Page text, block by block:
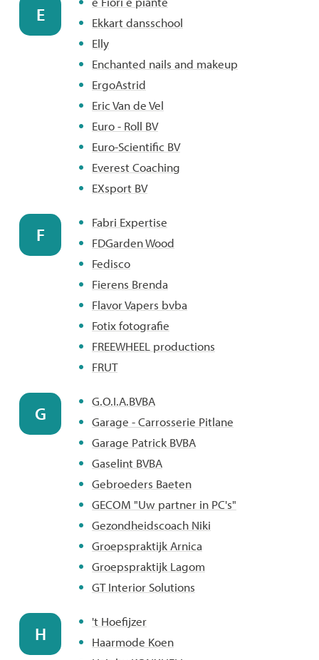
E
Ekkart dansschool
Elly
Enchanted nails and makeup
ErgoAstrid
Eric Van de Vel
Euro - Roll BV
Euro-Scientific BV
Everest Coaching
EXsport BV
F
Fabri Expertise
FDGarden Wood
Fedisco
Fierens Brenda
Flavor Vapers bvba
Fotix fotografie
FREEWHEEL productions
FRUT
G
G.O.I.A.BVBA
Garage - Carrosserie Pitlane
Garage Patrick BVBA
Gaselint BVBA
Gebroeders Baeten
GECOM "Uw partner in PC's"
Gezondheidscoach Niki
Groepspraktijk Arnica
Groepspraktijk Lagom
GT Interior Solutions
H
't Hoefijzer
Haarmode Koen